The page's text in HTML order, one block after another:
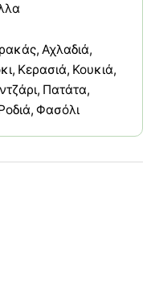
Αχλαδιά
Κερασιά Κουκιά
Πατάτα
Φασόλι